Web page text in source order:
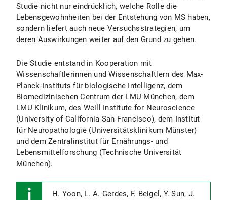
Studie nicht nur eindrücklich, welche Rolle die
Lebensgewohnheiten bei der Entstehung von MS haben,
sondern liefert auch neue Versuchsstrategien, um
deren Auswirkungen weiter auf den Grund zu gehen.
Die Studie entstand in Kooperation mit
Wissenschaftlerinnen und Wissenschaftlern des Max-
Planck-Instituts für biologische Intelligenz, dem
Biomedizinischen Centrum der LMU München, dem
LMU Klinikum, des Weill Institute for Neuroscience
(University of California San Francisco), dem Institut
für Neuropathologie (Universitätsklinikum Münster)
und dem Zentralinstitut für Ernährungs- und
Lebensmittelforschung (Technische Universität
München).
H. Yoon, L. A. Gerdes, F. Beigel, Y. Sun, J.